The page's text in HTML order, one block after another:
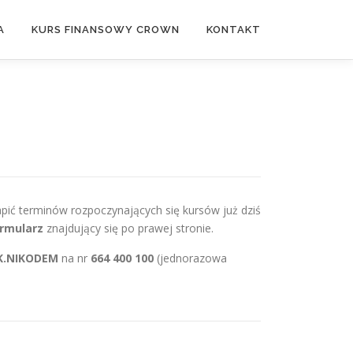
KURS FINANSOWY CROWN KONTAKT
terminów rozpoczynających się kursów już dziś
znajdujący się po prawej stronie.
na nr 664 400 100 (jednorazowa